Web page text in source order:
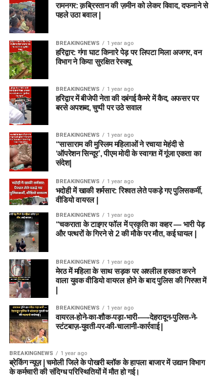
रामनगर: क़ब्रिस्तान की ज़मीन को लेकर विवाद, दफनाने से
पहले उठा बवाल |
BREAKINGNEWS 1 year ago
हरिद्वार: गंगा घाट किनारे पेड़ पर लिपटा मिला अजगर, वन
विभाग ने किया सुरक्षित रेस्क्यू
BREAKINGNEWS 1 year ago
हरिद्वार में बीजेपी नेता की दबंगई कैमरे में कैद, अफसर पर
बरसे अपशब्द, चुप्पी पर उठे सवाल
BREAKINGNEWS 1 year ago
“सासाराम की मुस्लिम महिलाओं ने रचाया मेहंदी से
‘ऑपरेशन सिन्दूर’, पीएम मोदी के स्वागत में गूंजा एकता का
संदेश|
BREAKINGNEWS 1 year ago
भदोही में खाकी शर्मसार: रिश्वत लेते पकड़े गए पुलिसकर्मी,
वीडियो वायरल |
BREAKINGNEWS 1 year ago
“चकराता के टाइगर फॉल में प्रकृति का कहर — भारी पेड़
और पत्थरों के गिरने से 2 की मौके पर मौत, कई घायल |
BREAKINGNEWS 1 year ago
मेरठ में महिला के साथ सड़क पर अश्लील हरकत करने
वाला युवक वीडियो वायरल होने के बाद पुलिस की गिरफ्त में
BREAKINGNEWS 1 year ago
वायरल-होने-का-शौक-पड़ा-भारी-—-देहरादून-पुलिस-ने-
स्टंटबाज़-युवती-पर-की-चालानी-कार्रवाई |
BREAKINGNEWS 1 year ago
ब्रेकिंग न्यूज़ | चमोली जिले के पोखरी ब्लॉक के हापला बाजार में उद्यान विभाग
के कर्मचारी की संदिग्ध परिस्थितियों में मौत हो गई।